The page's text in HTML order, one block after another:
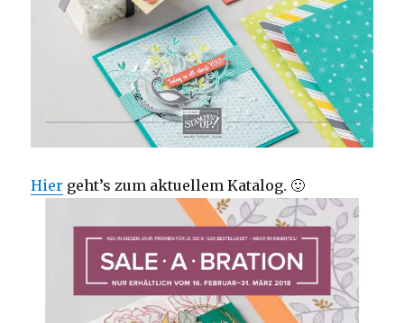
Hier geht’s zum aktuellem Katalog. 🙂